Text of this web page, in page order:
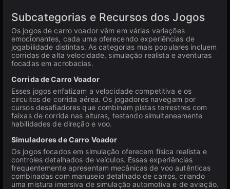
Subcategorias e Recursos dos Jogos
Os jogos de carro voador vêm em várias variações
emocionantes, cada uma oferecendo experiências de
jogabilidade distintas. As categorias mais populares incluem
corridas de alta velocidade, simulação realista e aventuras
focadas em acrobacias.
Corrida de Carro Voador
Esses jogos enfatizam a velocidade competitiva e os
circuitos de corrida aérea. Os jogadores navegam por
cursos desafiadores que combinam pistas terrestres com
faixas de corrida nas alturas, testando simultaneamente
habilidades de direção e voo.
Simuladores de Carro Voador
Os jogos focados em simulação oferecem física realista e
controles detalhados de veículos. Essas experiências
frequentemente apresentam mecânicas de voo autênticas
combinadas com manuseio detalhado de carros, criando
uma mistura imersiva de simulação automotiva e de aviação.